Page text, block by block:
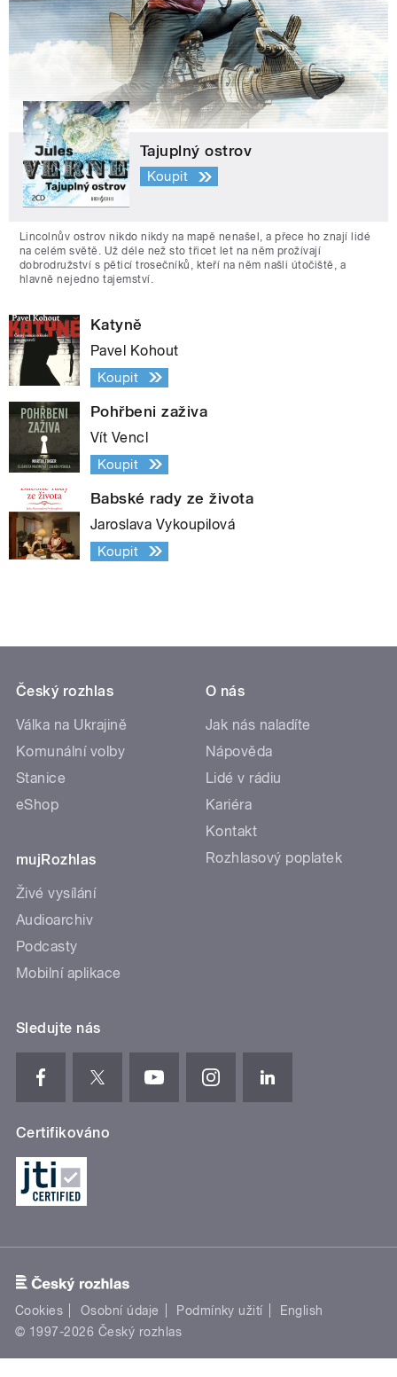
Tajuplný ostrov
Koupit
Lincolnův ostrov nikdo nikdy na mapě nenašel, a přece ho znají lidé
na celém světě. Už déle než sto třicet let na něm prožívají
dobrodružství s pěticí trosečníků, kteří na něm našli útočiště, a
hlavně nejedno tajemství.
Katyně
Pavel Kohout
Koupit
Pohřbeni zaživa
Vít Vencl
Koupit
Babské rady ze života
Jaroslava Vykoupilová
Koupit
Český rozhlas
Válka na Ukrajině
Komunální volby
Stanice
eShop
mujRozhlas
Živé vysílání
Audioarchiv
Podcasty
Mobilní aplikace
O nás
Jak nás naladíte
Nápověda
Lidé v rádiu
Kariéra
Kontakt
Rozhlasový poplatek
Sledujte nás
Certifikováno
Cookies Osobní údaje Podmínky užití
English
© 1997-2026 Český rozhlas